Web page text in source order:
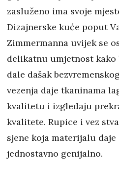
zasluženo ima svoje
Dizajnerske kuće poput
Zimmermanna uvijek se
delikatnu umjetnost kako
dale dašak
vezenja daje tkaninama
kvalitetu i izgledaju
kvalitete. Rupice i vez
sjene koja materijalu
jednostavno genijalno.